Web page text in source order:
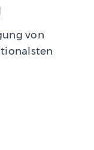
von